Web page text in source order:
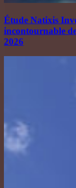
Étude Natixis
incontournable
2026